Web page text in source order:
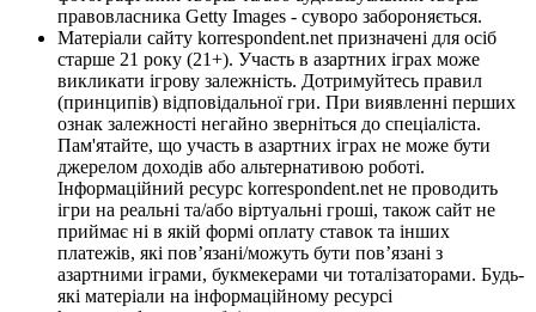
правовласника Getty Images - суворо забороняється.
Матеріали сайту korrespondent.net призначені для осіб
старше 21 року (21+). Участь в азартних іграх може
викликати ігрову залежність. Дотримуйтесь правил
(принципів) відповідальної гри. При виявленні перших
ознак залежності негайно зверніться до спеціаліста.
Пам'ятайте, що участь в азартних іграх не може бути
джерелом доходів або альтернативою роботі.
Інформаційний ресурс korrespondent.net не проводить
ігри на реальні та/або віртуальні гроші, також сайт не
приймає ні в якій формі оплату ставок та інших
платежів, які пов’язані/можуть бути пов’язані з
азартними іграми, букмекерами чи тоталізаторами. Будь-
які матеріали на інформаційному ресурсі